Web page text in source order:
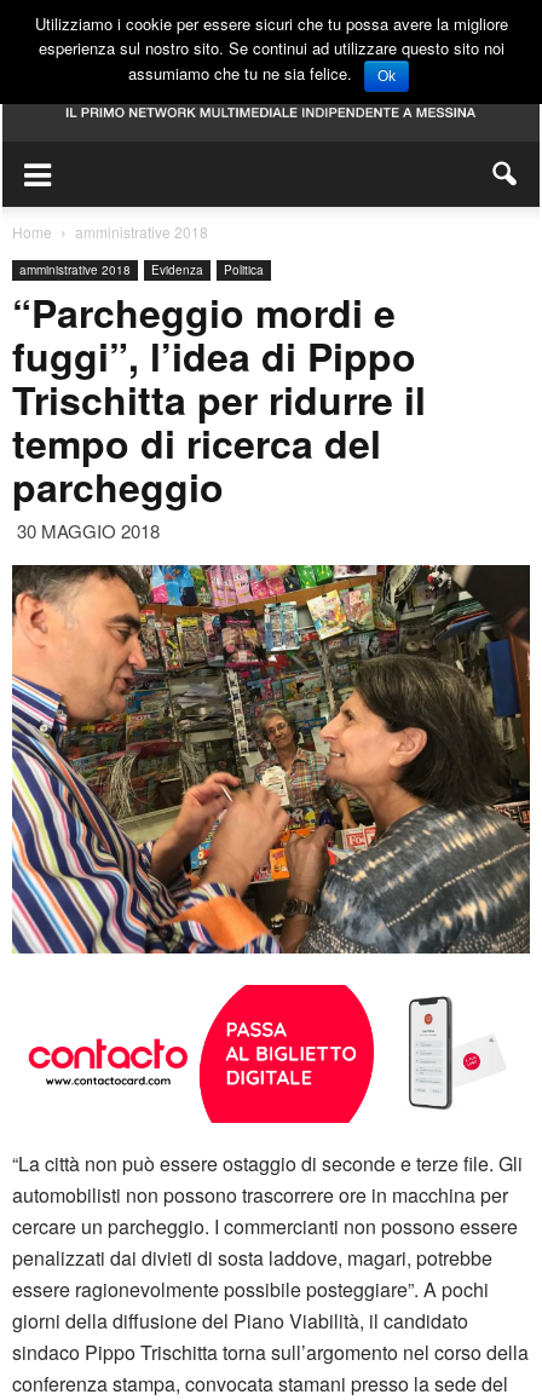
Home amministrative 2018
amministrative 2018 Evidenza Politica
“Parcheggio mordi e
fuggi”, l’idea di Pippo
Trischitta per ridurre il
tempo di ricerca del
parcheggio
30 MAGGIO 2018
“La città non può essere ostaggio di seconde e terze file. Gli
automobilisti non possono trascorrere ore in macchina per
cercare un parcheggio. I commercianti non possono essere
penalizzati dai divieti di sosta laddove, magari, potrebbe
essere ragionevolmente possibile posteggiare”. A pochi
giorni della diffusione del Piano Viabilità, il candidato
sindaco Pippo Trischitta torna sull’argomento nel corso della
conferenza stampa, convocata stamani presso la sede del
Utilizziamo i cookie per essere sicuri che tu possa avere la migliore
esperienza sul nostro sito. Se continui ad utilizzare questo sito noi
assumiamo che tu ne sia felice.
Ok